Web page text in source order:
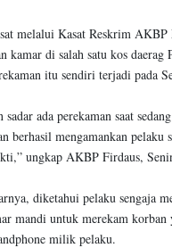
melalui Kasat Reskrim
kamar di salah satu kos
itu sendiri terjadi pada
sadar ada perekaman saat
berhasil mengamankan pelaku
ungkap AKBP Firdaus,
diketahui pelaku sengaja
mandi untuk merekam
milik pelaku.